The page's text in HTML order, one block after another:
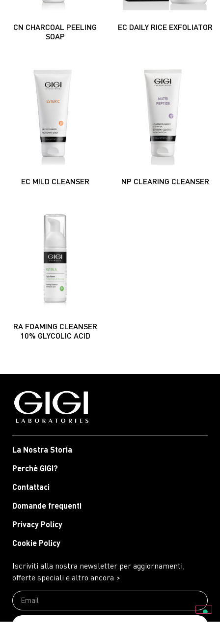
CN CHARCOAL PEELING
SOAP
EC DAILY RICE EXFOLIATOR
EC MILD CLEANSER NP CLEARING CLEANSER
RA FOAMING CLEANSER
10% GLYCOLIC ACID
La Nostra Storia
Perchè GIGI?
Contattaci
Domande frequenti
Privacy Policy
Cookie Policy
Iscriviti alla nostra newsletter per aggiornamenti,
offerte speciali e altro ancora >